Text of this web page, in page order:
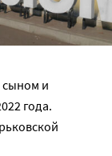
сыном и
года.